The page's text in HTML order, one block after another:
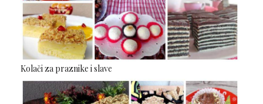
Kolači za praznike i slave